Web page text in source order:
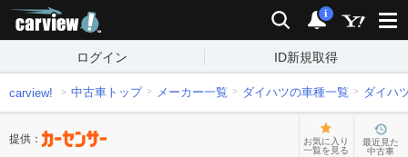
検索 通知
i
ログイン ID新規取得
carview! 中古車トップ メーカー一覧 ダイハツの車種一覧 ダイハ
提供：
お気に入り
一覧を見る
最近見た
中古車